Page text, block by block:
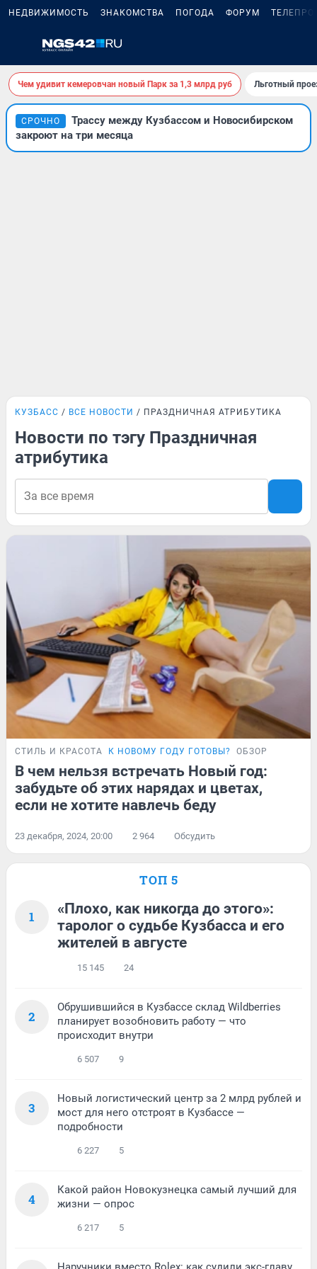
НЕДВИЖИМОСТЬ ЗНАКОМСТВА ПОГОДА ФОРУМ
Чем удивит кемеровчан новый Парк за 1,3 млрд руб Льготный
СРОЧНО
Трассу между Кузбассом и Новосибирском
закроют на три месяца
КУЗБАСС ВСЕ НОВОСТИ ПРАЗДНИЧНАЯ АТРИБУТИКА
Новости по тэгу Праздничная
атрибутика
СТИЛЬ И КРАСОТА К НОВОМУ ГОДУ ГОТОВЫ? ОБЗОР
В чем нельзя встречать Новый год:
забудьте об этих нарядах и цветах,
если не хотите навлечь беду
23 декабря, 2024, 20:00 2 964 Обсудить
ТОП 5
1
«Плохо, как никогда до этого»:
таролог о судьбе Кузбасса и его
жителей в августе
15 145 24
2
Обрушившийся в Кузбассе склад Wildberries
планирует возобновить работу — что
происходит внутри
6 507 9
3
Новый логистический центр за 2 млрд рублей и
мост для него отстроят в Кузбассе —
подробности
6 227 5
4
Какой район Новокузнецка самый лучший для
жизни — опрос
6 217 5